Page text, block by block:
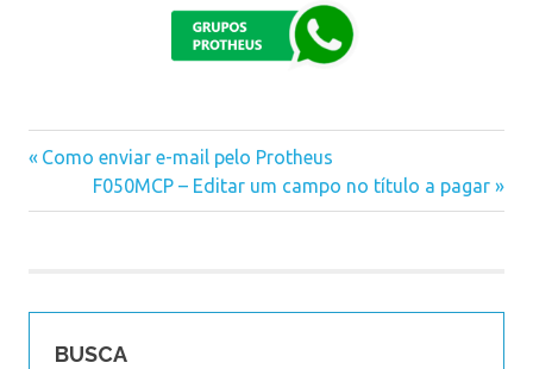
Navegação
Previous
Como enviar e-mail pelo Protheus
Next
Post:
F050MCP – Editar um campo no título a pagar
BUSCA